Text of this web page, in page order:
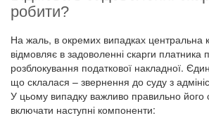
робити?
На жаль, в окремих випадках центральна
відмовляє в задоволенні скарги платника
розблокування податкової накладної.
що склалася – звернення до суду з
У цьому випадку важливо правильно його
включати наступні компоненти: